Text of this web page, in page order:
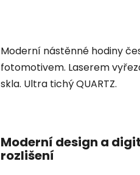
Moderní nástěnné hodiny
fotomotivem. Laserem
skla. Ultra tichý QUARTZ.
Moderní design a
rozlišení